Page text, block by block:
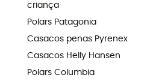
criança
Polars Patagonia
Casacos penas Pyrenex
Casacos Helly Hansen
Polars Columbia